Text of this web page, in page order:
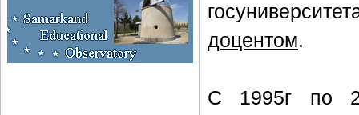
доцентом.
С 1995г по